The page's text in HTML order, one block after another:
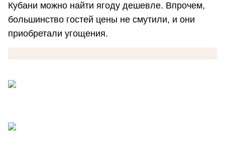
Кубани можно найти ягоду дешевле. Впрочем,
большинство гостей цены не смутили, и они
приобретали угощения.